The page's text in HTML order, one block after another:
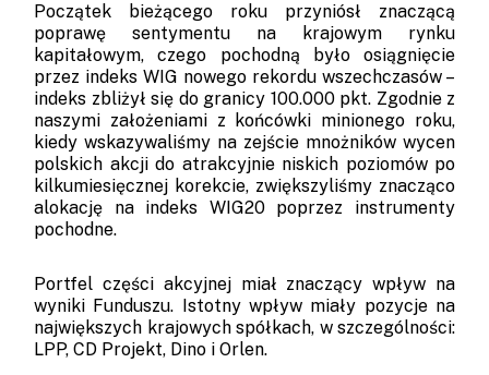
Początek bieżącego roku przyniósł znaczącą
poprawę sentymentu na krajowym rynku
kapitałowym, czego pochodną było osiągnięcie
przez indeks WIG nowego rekordu wszechczasów –
indeks zbliżył się do granicy 100.000 pkt. Zgodnie z
naszymi założeniami z końcówki minionego roku,
kiedy wskazywaliśmy na zejście mnożników wycen
polskich akcji do atrakcyjnie niskich poziomów po
kilkumiesięcznej korekcie, zwiększyliśmy znacząco
alokację na indeks WIG20 poprzez instrumenty
pochodne.
Portfel części akcyjnej miał znaczący wpływ na
wyniki Funduszu. Istotny wpływ miały pozycje na
największych krajowych spółkach, w szczególności:
LPP, CD Projekt, Dino i Orlen.